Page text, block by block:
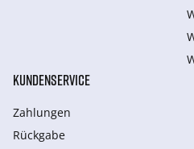
KUNDENSERVICE
Zahlungen
Rückgabe